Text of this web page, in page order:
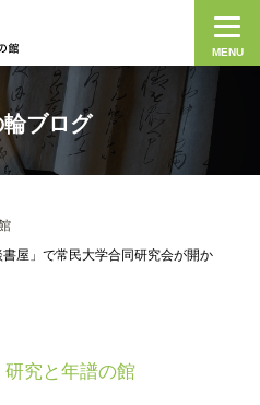
MENU
ブログ
屋」で常民大学合同研究会が開か
研究と年譜の館